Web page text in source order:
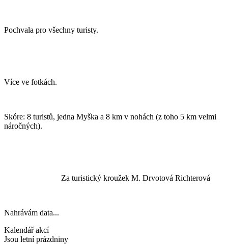
Pochvala pro všechny turisty.
Více ve fotkách.
Skóre: 8 turistů, jedna Myška a 8 km v nohách (z toho 5 km velmi
náročných).
Za turistický kroužek M. Drvotová Richterová
Nahrávám data...
Kalendář akcí
Jsou letní prázdniny